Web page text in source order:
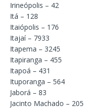
Irineópolis – 42
Itá – 128
Itaiópolis – 176
Itajaí – 7933
Itapema – 3245
Itapiranga – 455
Itapoá – 431
Ituporanga – 564
Jaborá – 83
Jacinto Machado – 205